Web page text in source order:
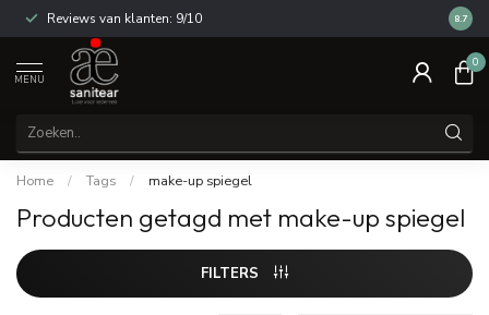
Reviews van klanten: 9/10 14
8.7
MENU
0
Home / Tags / make-up spiegel
Producten getagd met make-up spiegel
FILTERS